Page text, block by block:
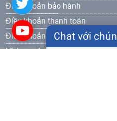
Điều khoản bảo hành
Điều khoản thanh toán
Điều khoản bảo mật
Lĩnh vực hoạt động
Chat với